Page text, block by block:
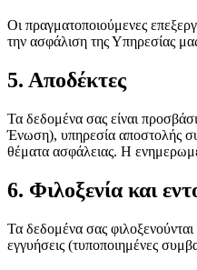
Οι πραγματοποιούμενες
την ασφάλιση της Υπηρεσίας
5. Αποδέκτες
Τα δεδομένα σας είναι
Ένωση), υπηρεσία αποστολής
θέματα ασφάλειας. Η
6. Φιλοξενία και
Τα δεδομένα σας
εγγυήσεις (τυποποιημένες